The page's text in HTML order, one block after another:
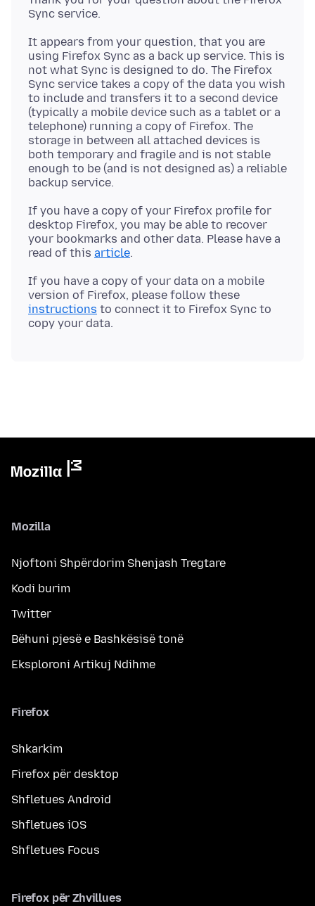
It appears from your question, that you are
using Firefox Sync as a back up service. This is
not what Sync is designed to do. The Firefox
Sync service takes a copy of the data you wish
to include and transfers it to a second device
(typically a mobile device such as a tablet or a
telephone) running a copy of Firefox. The
storage in between all attached devices is
both temporary and fragile and is not stable
enough to be (and is not designed as) a reliable
If you have a copy of your Firefox profile for
desktop Firefox, you may be able to recover
your bookmarks and other data. Please have a
read of this article
If you have a copy of your data on a mobile
version of Firefox, please follow these
instructions to connect it to Firefox Sync to
Mozilla
Njoftoni Shpërdorim Shenjash Tregtare
Kodi burim
Twitter
Bëhuni pjesë e Bashkësisë tonë
Eksploroni Artikuj Ndihme
Firefox
Shkarkim
Firefox për desktop
Shfletues Android
Shfletues iOS
Shfletues Focus
Firefox për Zhvillues